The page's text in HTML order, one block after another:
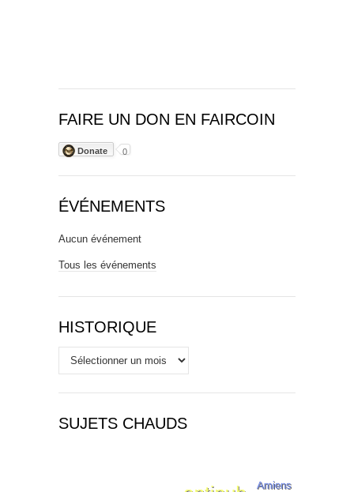
FAIRE UN DON EN FAIRCOIN
Donate 0
ÉVÉNEMENTS
Aucun événement
Tous les événements
HISTORIQUE
Historique
SUJETS CHAUDS